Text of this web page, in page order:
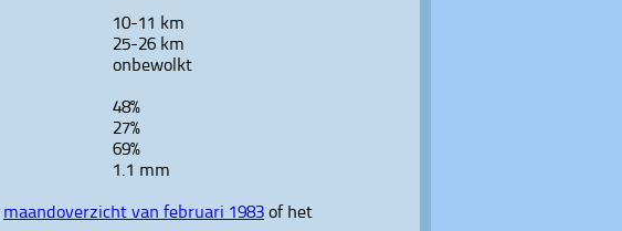
10-11 km
25-26 km
onbewolkt
48%
27%
69%
1.1 mm
maandoverzicht van februari 1983 of het